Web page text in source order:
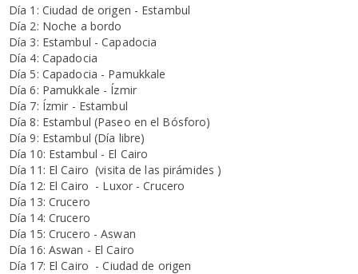
Día 1: Ciudad de origen - Estambul
Día 2: Noche a bordo
Día 3: Estambul - Capadocia
Día 4: Capadocia
Día 5: Capadocia - Pamukkale
Día 6: Pamukkale - Ízmir
Día 7: Ízmir - Estambul
Día 8: Estambul (Paseo en el Bósforo)
Día 9: Estambul (Día libre)
Día 10: Estambul - El Cairo
Día 11: El Cairo (visita de las pirámides )
Día 12: El Cairo - Luxor - Crucero
Día 13: Crucero
Día 14: Crucero
Día 15: Crucero - Aswan
Día 16: Aswan - El Cairo
Día 17: El Cairo - Ciudad de origen